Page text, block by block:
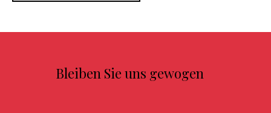
Bleiben Sie uns gewogen